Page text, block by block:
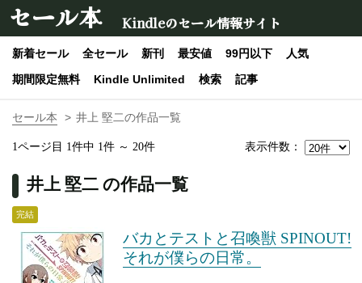
セール本 Kindleのセール情報サイト
新着セール 全セール 新刊 最安値 99円以下
人気
期間限定無料
Kindle Unlimited 検索 記事
セール本 井上 堅二の作品一覧
1ページ目 1件中 1件 ～ 20件 表示件数：
井上 堅二 の作品一覧
完結
バカとテストと召喚獣 SPINOUT!
それが僕らの日常。